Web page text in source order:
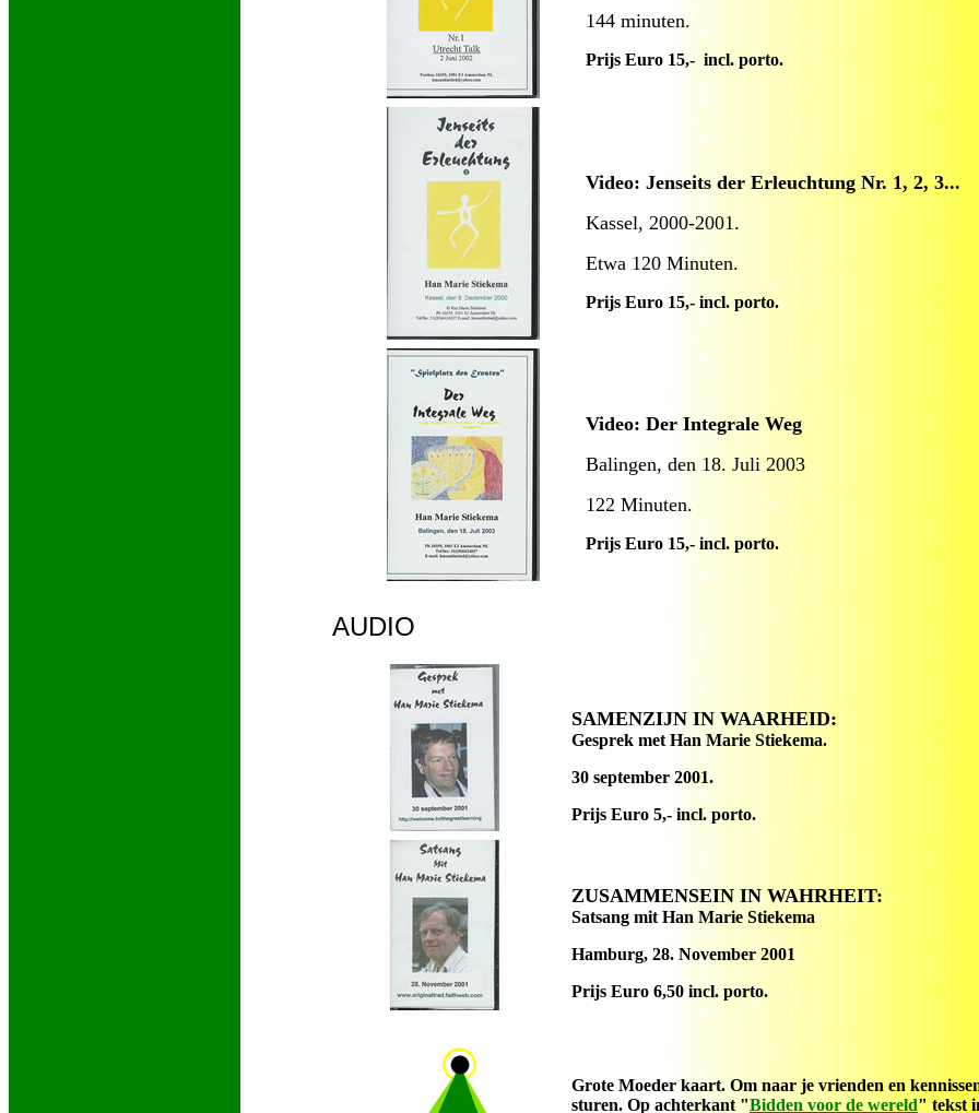
144 minuten.
Prijs Euro 15,- incl. porto.
Video: Jenseits der Erleuchtung Nr. 1, 2, 3...
Kassel, 2000-2001.
Etwa 120 Minuten.
Prijs Euro 15,- incl. porto.
Video: Der Integrale Weg
Balingen, den 18. Juli 2003
122 Minuten.
Prijs Euro 15,- incl. porto.
AUDIO
SAMENZIJN IN WAARHEID:
Gesprek met Han Marie Stiekema.
30 september 2001.
Prijs Euro 5,- incl. porto.
ZUSAMMENSEIN IN WAHRHEIT:
Satsang mit Han Marie Stiekema
Hamburg, 28. November 2001
Prijs Euro 6,50 incl. porto.
Grote Moeder kaart. Om naar je vrienden en
sturen. Op achterkant "Bidden voor de wereld" tekst